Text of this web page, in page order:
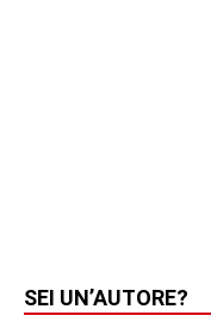
SEI UN’AUTORE?